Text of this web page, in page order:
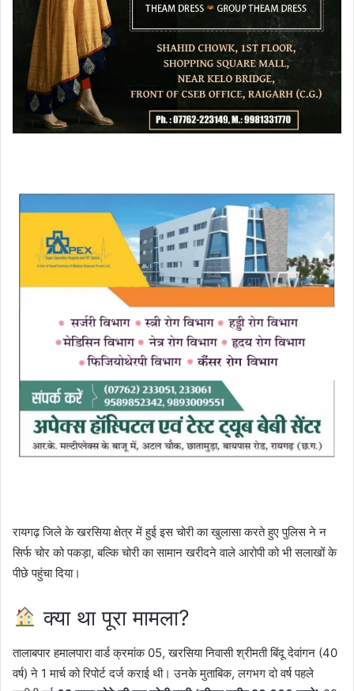
रायगढ़जिले के खरसिया क्षेत्र में हुई इस चोरी का खुलासा करते हुए पुलिस ने न
सिर्फ चोर को पकड़ा, बल्कि चोरी का सामान खरीदने वाले आरोपी को भी सलाखों के
पीछे पहुंचा दिया।
क्या था पूरा मामला?
तालाबपार हमालपारा वार्ड क्रमांक 05, खरसिया निवासी श्रीमती बिंदू देवांगन (40
वर्ष) ने 1 मार्च को रिपोर्ट दर्ज कराई थी। उनके मुताबिक, लगभग दो वर्ष पहले